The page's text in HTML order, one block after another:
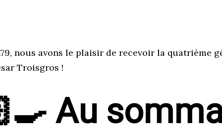
nous avons le plaisir de recevoir la quatrième
Troisgros !
Au